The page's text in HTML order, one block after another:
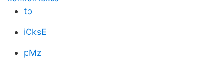
tp
iCksE
pMz